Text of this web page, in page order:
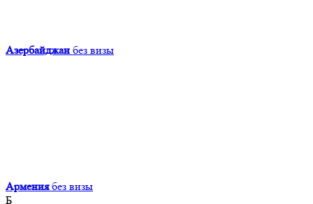
Азербайджан без визы
Армения без визы
Б